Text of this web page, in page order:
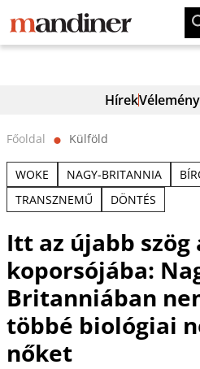
Hírek
Főoldal ⬤ Külföld
WOKE NAGY-BRITANNIA
TRANSZNEMŰ
DÖNTÉS
Itt az újabb szög
koporsójába:
Britanniában
többé biológiai
nőket